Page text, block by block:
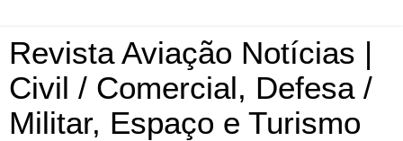
Revista Aviação Notícias |
Civil / Comercial, Defesa /
Militar, Espaço e Turismo